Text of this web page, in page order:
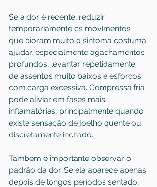
Se a dor é recente, reduzir
temporariamente os movimentos
que pioram muito o sintoma costuma
ajudar, especialmente agachamentos
profundos, levantar repetidamente
de assentos muito baixos e esforços
com carga excessiva. Compressa fria
pode aliviar em fases mais
inflamatórias, principalmente quando
existe sensação de joelho quente ou
discretamente inchado.
Também é importante observar o
padrão da dor. Se ela aparece apenas
depois de longos períodos sentado,